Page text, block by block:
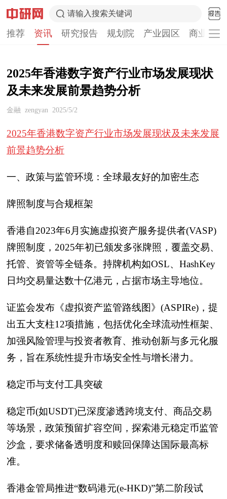
请输入搜索关键词
推荐 资讯 研究报告 规划院 产业园区 商业计
2025年香港数字资产行业市场发展现状
及未来发展前景趋势分析
金融 zengyan 2025/5/2
2025年香港数字资产行业市场发展现状及未来发展
前景趋势分析
一、政策与监管环境：全球最友好的加密生态
牌照制度与合规框架
香港自2023年6月实施虚拟资产服务提供者(VASP)
牌照制度，2025年初已颁发多张牌照，覆盖交易、
托管、资管等全链条。持牌机构如OSL、HashKey
日均交易量达数十亿港元，占据市场主导地位。
证监会发布《虚拟资产监管路线图》(ASPIRe)，提
出五大支柱12项措施，包括优化全球流动性框架、
加强风险管理与投资者教育、推动创新与多元化服
务，旨在系统性提升市场安全性与增长潜力。
稳定币与支付工具突破
稳定币(如USDT)已深度渗透跨境支付、商品交易
等场景，政策预留扩容空间，探索港元稳定币监管
沙盒，要求储备透明度和赎回保障达国际最高标
准。
香港金管局推进“数码港元(e-HKD)”第二阶段试